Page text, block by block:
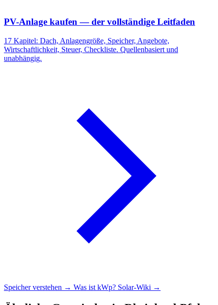
PV-Anlage kaufen — der vollständige Leitfaden
17 Kapitel: Dach, Anlagengröße, Speicher, Angebote,
Wirtschaftlichkeit, Steuer, Checkliste. Quellenbasiert und
unabhängig.
Speicher verstehen → Was ist kWp? Solar-Wiki →